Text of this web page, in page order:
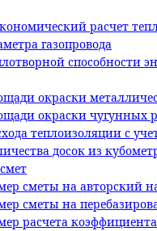
расчет
газопровода
способности
окраски
окраски чугунных
теплоизоляции с
досок из
сметы на авторский
сметы на
расчета